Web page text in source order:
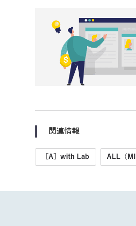
関連情報
［A］with Lab ALL（